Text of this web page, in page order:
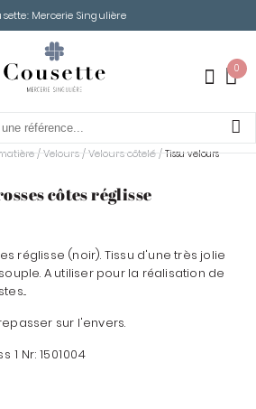
Mercerie Singulière
0
/Velours/Velours côtelé/Tissu velours
côtes réglisse
réglisse (noir). Tissu d'une très jolie
A utiliser pour la réalisation de
sur l'envers.
1 Nr: 1501004